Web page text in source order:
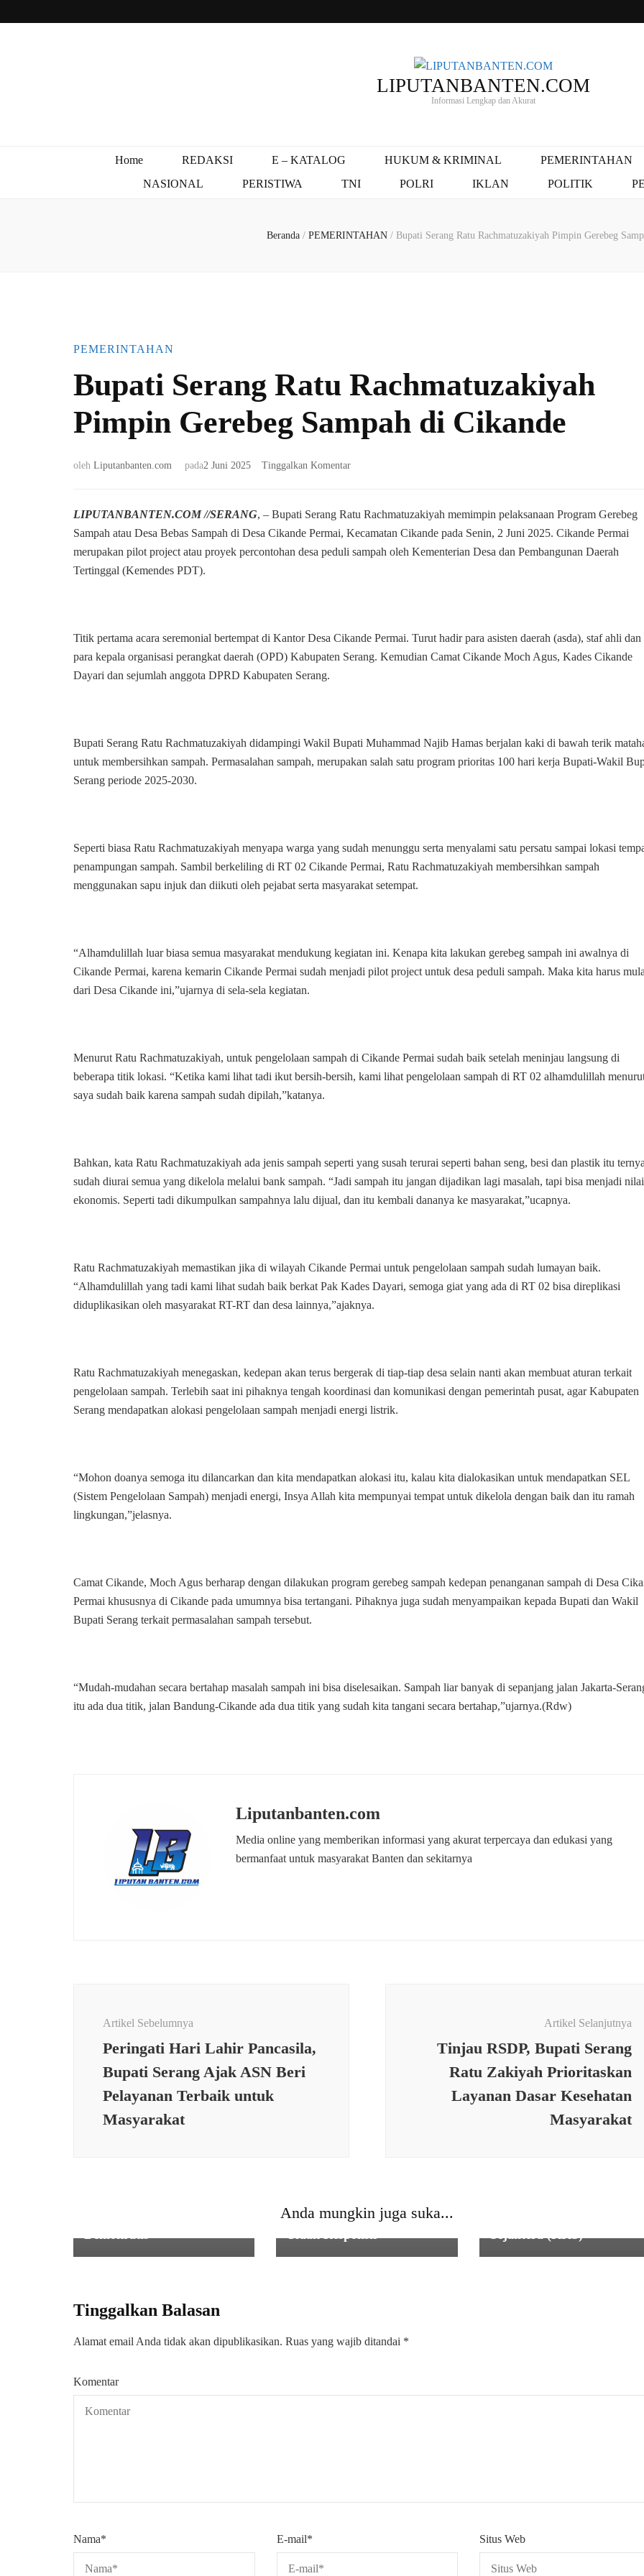
LIPUTANBANTEN.COM
Informasi Lengkap dan Akurat
Home REDAKSI E – KATALOG HUKUM & KRIMINAL
PEMERINTAHAN
NASIONAL
PERISTIWA TNI POLRI IKLAN POLITIK
Beranda / PEMERINTAHAN / Bupati Serang Ratu Rachmatuzakiyah Pimpin Gerebeg
PEMERINTAHAN
Bupati Serang Ratu Rachmatuzakiyah
Pimpin Gerebeg Sampah di Cikande
oleh Liputanbanten.com pada2 Juni 2025 Tinggalkan Komentarpada
Ratu
Pimpin
Gerebeg
LIPUTANBANTEN.COM //SERANG, – Bupati Serang Ratu Rachmatuzakiyah memimpin pelaksanaan Program Gerebeg
Sampah atau Desa Bebas Sampah di Desa Cikande Permai, Kecamatan Cikande pada Senin, 2 Juni 2025. Cikande Permai
merupakan pilot project atau proyek percontohan desa peduli sampah oleh Kementerian Desa dan Pembangunan Daerah
Tertinggal (Kemendes PDT).
Titik pertama acara seremonial bertempat di Kantor Desa Cikande Permai. Turut hadir para asisten daerah (asda), staf ahli dan
para kepala organisasi perangkat daerah (OPD) Kabupaten Serang. Kemudian Camat Cikande Moch Agus, Kades Cikande
Dayari dan sejumlah anggota DPRD Kabupaten Serang.
Bupati Serang Ratu Rachmatuzakiyah didampingi Wakil Bupati Muhammad Najib Hamas berjalan kaki di bawah terik
untuk membersihkan sampah. Permasalahan sampah, merupakan salah satu program prioritas 100 hari kerja Bupati-Wakil
Serang periode 2025-2030.
Seperti biasa Ratu Rachmatuzakiyah menyapa warga yang sudah menunggu serta menyalami satu persatu sampai lokasi
penampungan sampah. Sambil berkeliling di RT 02 Cikande Permai, Ratu Rachmatuzakiyah membersihkan sampah
menggunakan sapu injuk dan diikuti oleh pejabat serta masyarakat setempat.
“Alhamdulillah luar biasa semua masyarakat mendukung kegiatan ini. Kenapa kita lakukan gerebeg sampah ini awalnya di
Cikande Permai, karena kemarin Cikande Permai sudah menjadi pilot project untuk desa peduli sampah. Maka kita harus
dari Desa Cikande ini,”ujarnya di sela-sela kegiatan.
Menurut Ratu Rachmatuzakiyah, untuk pengelolaan sampah di Cikande Permai sudah baik setelah meninjau langsung di
beberapa titik lokasi. “Ketika kami lihat tadi ikut bersih-bersih, kami lihat pengelolaan sampah di RT 02 alhamdulillah
saya sudah baik karena sampah sudah dipilah,”katanya.
Bahkan, kata Ratu Rachmatuzakiyah ada jenis sampah seperti yang susah terurai seperti bahan seng, besi dan plastik itu
sudah diurai semua yang dikelola melalui bank sampah. “Jadi sampah itu jangan dijadikan lagi masalah, tapi bisa menjadi nilai
ekonomis. Seperti tadi dikumpulkan sampahnya lalu dijual, dan itu kembali dananya ke masyarakat,”ucapnya.
Ratu Rachmatuzakiyah memastikan jika di wilayah Cikande Permai untuk pengelolaan sampah sudah lumayan baik.
“Alhamdulillah yang tadi kami lihat sudah baik berkat Pak Kades Dayari, semoga giat yang ada di RT 02 bisa direplikasi
diduplikasikan oleh masyarakat RT-RT dan desa lainnya,”ajaknya.
Ratu Rachmatuzakiyah menegaskan, kedepan akan terus bergerak di tiap-tiap desa selain nanti akan membuat aturan terkait
pengelolaan sampah. Terlebih saat ini pihaknya tengah koordinasi dan komunikasi dengan pemerintah pusat, agar Kabupaten
Serang mendapatkan alokasi pengelolaan sampah menjadi energi listrik.
“Mohon doanya semoga itu dilancarkan dan kita mendapatkan alokasi itu, kalau kita dialokasikan untuk mendapatkan SEL
(Sistem Pengelolaan Sampah) menjadi energi, Insya Allah kita mempunyai tempat untuk dikelola dengan baik dan itu ramah
lingkungan,”jelasnya.
Camat Cikande, Moch Agus berharap dengan dilakukan program gerebeg sampah kedepan penanganan sampah di Desa
Permai khususnya di Cikande pada umumnya bisa tertangani. Pihaknya juga sudah menyampaikan kepada Bupati dan Wakil
Bupati Serang terkait permasalahan sampah tersebut.
“Mudah-mudahan secara bertahap masalah sampah ini bisa diselesaikan. Sampah liar banyak di sepanjang jalan Jakarta-
itu ada dua titik, jalan Bandung-Cikande ada dua titik yang sudah kita tangani secara bertahap,”ujarnya.(Rdw)
Liputanbanten.com
Media online yang memberikan informasi yang akurat terpercaya dan edukasi yang
bermanfaat untuk masyarakat Banten dan sekitarnya
Artikel Sebelumnya
Peringati Hari Lahir Pancasila,
Bupati Serang Ajak ASN Beri
Pelayanan Terbaik untuk
Masyarakat
Artikel Selanjutnya
Tinjau RSDP, Bupati Serang
Ratu Zakiyah Prioritaskan
Layanan Dasar Kesehatan
Masyarakat
Anda mungkin juga suka...
Desa Kedung Dalem Dinilai
EKONOMI &
PEMERINTAHAN,
Tinggalkan Balasan
Alamat email Anda tidak akan dipublikasikan. Ruas yang wajib ditandai *
Komentar
Nama* E-mail* Situs Web